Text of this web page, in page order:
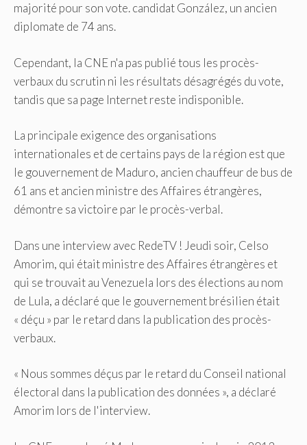
majorité pour son vote. candidat González, un ancien
diplomate de 74 ans.
Cependant, la CNE n'a pas publié tous les procès-
verbaux du scrutin ni les résultats désagrégés du vote,
tandis que sa page Internet reste indisponible.
La principale exigence des organisations
internationales et de certains pays de la région est que
le gouvernement de Maduro, ancien chauffeur de bus de
61 ans et ancien ministre des Affaires étrangères,
démontre sa victoire par le procès-verbal.
Dans une interview avec RedeTV ! Jeudi soir, Celso
Amorim, qui était ministre des Affaires étrangères et
qui se trouvait au Venezuela lors des élections au nom
de Lula, a déclaré que le gouvernement brésilien était
« déçu » par le retard dans la publication des procès-
verbaux.
« Nous sommes déçus par le retard du Conseil national
électoral dans la publication des données », a déclaré
Amorim lors de l'interview.